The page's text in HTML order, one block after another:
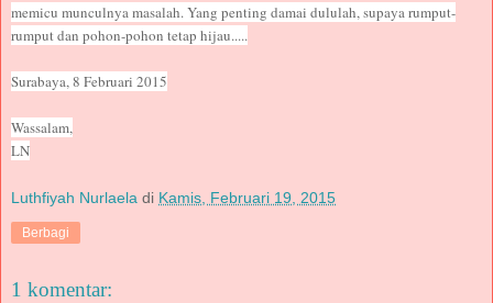
memicu munculnya masalah. Yang penting damai dululah, supaya rumput-
rumput dan pohon-pohon tetap hijau.....
Surabaya, 8 Februari 2015
Wassalam,
LN
Luthfiyah Nurlaela di Kamis, Februari 19, 2015
Berbagi
1 komentar: